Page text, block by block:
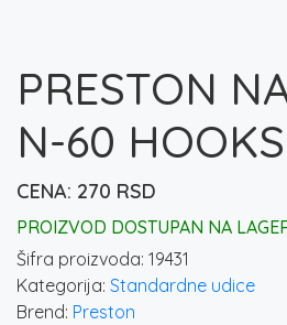
PRESTON
N-60 HOOKS
270 RSD
PROIZVOD DOSTUPAN NA
Šifra proizvoda: 19431
Kategorija: Standardne udice
Brend: Preston